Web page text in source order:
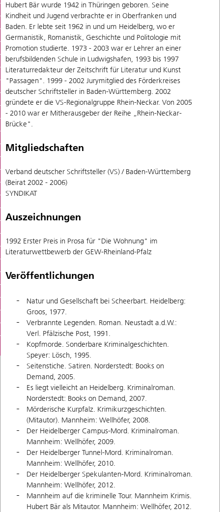
Hubert Bär wurde 1942 in Thüringen geboren. Seine
Kindheit und Jugend verbrachte er in Oberfranken und
Baden. Er lebte seit 1962 in und um Heidelberg, wo er
Germanistik, Romanistik, Geschichte und Politologie mit
Promotion studierte. 1973 - 2003 war er Lehrer an einer
berufsbildenden Schule in Ludwigshafen, 1993 bis 1997
Literaturredakteur der Zeitschrift für Literatur und Kunst
"Passagen". 1999 - 2002 Jurymitglied des Förderkreises
deutscher Schriftsteller in Baden-Württemberg. 2002
gründete er die VS-Regionalgruppe Rhein-Neckar. Von 2005
- 2010 war er Mitherausgeber der Reihe „Rhein-Neckar-
Brücke".
Mitgliedschaften
Verband deutscher Schriftsteller (VS) / Baden-Württemberg
(Beirat 2002 - 2006)
SYNDIKAT
Auszeichnungen
1992 Erster Preis in Prosa für "Die Wohnung" im
Literaturwettbewerb der GEW-Rheinland-Pfalz
Veröffentlichungen
Natur und Gesellschaft bei Scheerbart. Heidelberg:
Groos, 1977.
Verbrannte Legenden. Roman. Neustadt a.d.W.:
Verl. Pfälzische Post, 1991.
Kopfmorde. Sonderbare Kriminalgeschichten.
Speyer: Lösch, 1995.
Seitenstiche. Satiren. Norderstedt: Books on
Demand, 2005.
Es liegt vielleicht an Heidelberg. Kriminalroman.
Norderstedt: Books on Demand, 2007.
Mörderische Kurpfalz. Krimikurzgeschichten.
(Mitautor). Mannheim: Wellhöfer, 2008.
Der Heidelberger Campus-Mord. Kriminalroman.
Mannheim: Wellhöfer, 2009.
Der Heidelberger Tunnel-Mord. Kriminalroman.
Mannheim: Wellhöfer, 2010.
Der Heidelberger Spekulanten-Mord. Kriminalroman.
Mannheim: Wellhöfer, 2012.
Mannheim auf die kriminelle Tour. Mannheim Krimis.
Hubert Bär als Mitautor. Mannheim: Wellhöfer, 2012.